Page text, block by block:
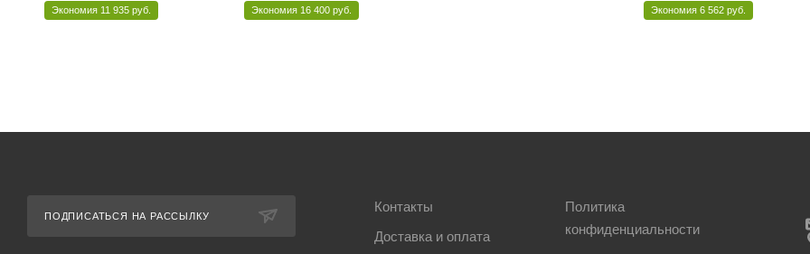
Экономия 11 935 руб. Экономия 16 400 руб. Экономия 6 562 руб.
ПОДПИСАТЬСЯ НА РАССЫЛКУ
Контакты
Доставка и оплата
Политика
конфиденциальности